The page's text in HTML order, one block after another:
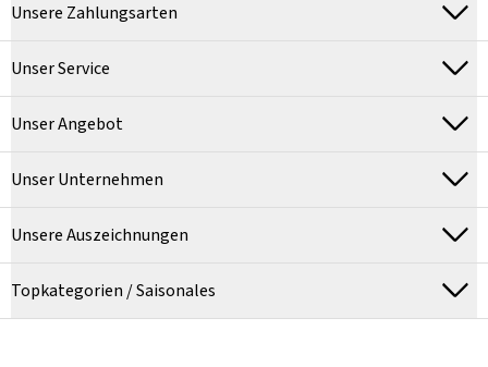
Unsere Zahlungsarten
Unser Service
Unser Angebot
Unser Unternehmen
Unsere Auszeichnungen
Topkategorien / Saisonales